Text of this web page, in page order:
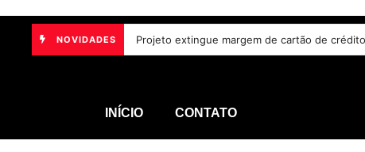
NOVIDADES Projeto extingue margem de cartão de
INÍCIO CONTATO